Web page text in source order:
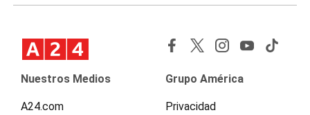
Nuestros Medios
A24.com
Grupo América
Privacidad